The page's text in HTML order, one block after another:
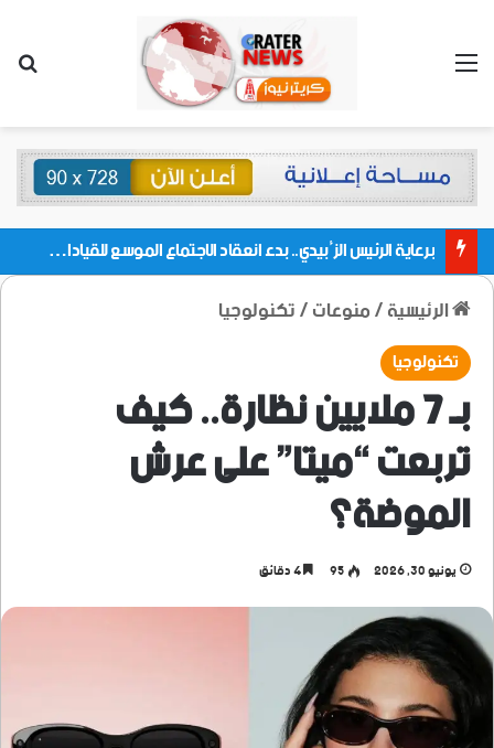
القائمة
برعاية الرئيس الزُبيدي.. بدء انعقاد الاجتماع الموسع للقيادات المحلية بالعاصمة ولمديريات وكتل مجلس العموم ومنسقيات الجامعة بالعاصمة عدن
الرئيسية/منوعات/تكنولوجيا
تكنولوجيا
بـ 7 ملايين نظارة.. كيف
تربعت “ميتا” على عرش
الموضة؟
يونيو 30, 2026 95